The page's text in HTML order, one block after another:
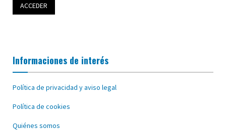
Informaciones de interés
Política de privacidad y aviso legal
Política de cookies
Quiénes somos